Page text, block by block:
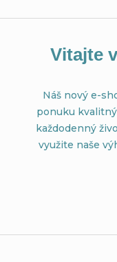
Vitajte
Náš nový e-
ponuku
každodenný
využite naše